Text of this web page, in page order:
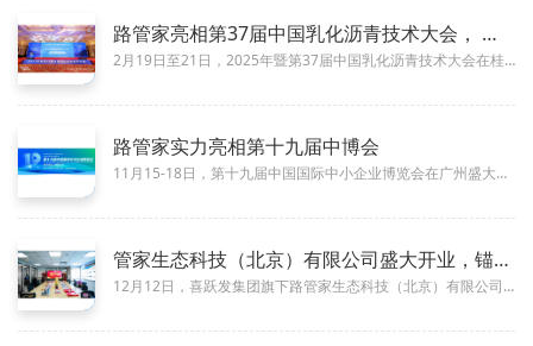
03-10 路管家亮相第37届中国乳化沥青技术大会， 展现前沿技术与创新
2月19日至21日，2025年暨第37届中国乳化沥青技术大会在桂林成功举办。大会以“新质指路，沥道无穷”为主题，聚焦沥青...
11-27 路管家实力亮相第十九届中博会
11月15-18日，第十九届中国国际中小企业博览会在广州盛大举办，共有来自35个国家（地区）和国际组织的1877家企业参...
01-26 管家生态科技（北京）有限公司盛大开业，锚定华北开启绿色交通新
12月12日，喜跃发集团旗下路管家生态科技（北京）有限公司开业典礼在京隆重举行。中国社会组织促进会会长杨岳、副秘书长贾卫...